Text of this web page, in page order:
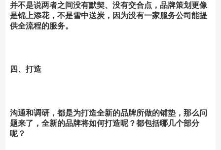
并不是说两者之间没有默契、没有交合点，品牌策划更像
是锦上添花，不是雪中送炭，因为没有一家服务公司能提
供全流程的服务。
四、打造
沟通和调研，都是为打造全新的品牌所做的铺垫，那么问
题来了，全新的品牌将如何打造呢？都包括哪几个部分
呢？